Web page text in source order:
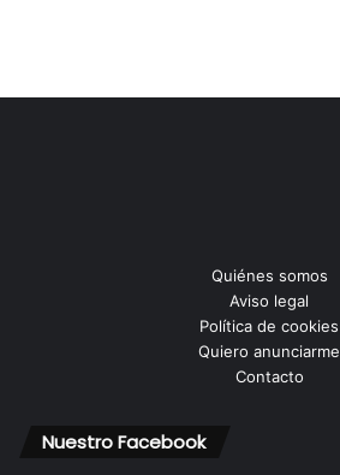
Quiénes somos
Aviso legal
Política de cookies
Quiero anunciarme
Contacto
Nuestro Facebook